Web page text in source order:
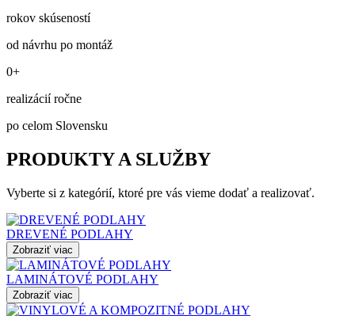
rokov skúseností
od návrhu po montáž
0+
realizácií ročne
po celom Slovensku
PRODUKTY A SLUŽBY
Vyberte si z kategórií, ktoré pre vás vieme dodať a realizovať.
DREVENÉ PODLAHY
Zobraziť viac
LAMINÁTOVÉ PODLAHY
Zobraziť viac